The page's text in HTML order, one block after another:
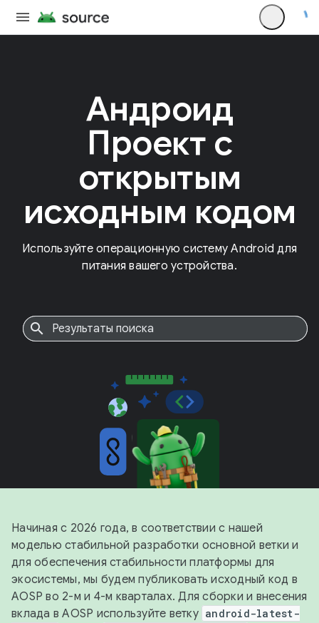
Андроид
Проект с
открытым
исходным кодом
Используйте операционную систему Android для
питания вашего устройства.
Начиная с 2026 года, в соответствии с нашей
моделью стабильной разработки основной ветки и
для обеспечения стабильности платформы для
экосистемы, мы будем публиковать исходный код в
AOSP во 2-м и 4-м кварталах. Для сборки и внесения
вклада в AOSP используйте ветку android-latest-